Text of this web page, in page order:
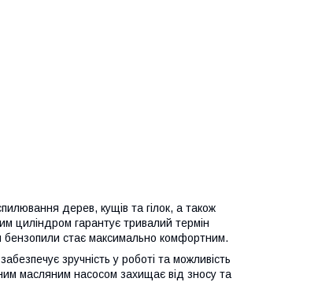
дерев, кущів та гілок, а також
циліндром гарантує тривалий термін
бензопили стає максимально комфортним.
зручність у роботі та можливість
масляним насосом захищає від зносу та